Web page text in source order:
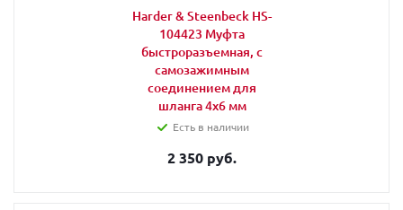
Harder & Steenbeck HS-
104423 Муфта
быстроразъемная, с
самозажимным
соединением для
шланга 4x6 мм
Есть в наличии
2 350 руб.